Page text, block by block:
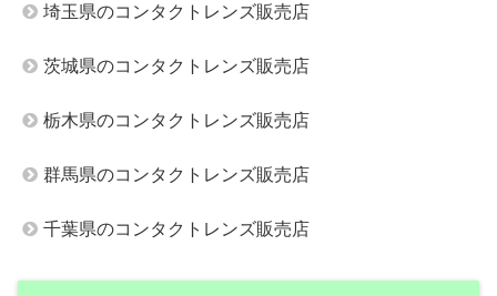
埼玉県のコンタクトレンズ販売店
茨城県のコンタクトレンズ販売店
栃木県のコンタクトレンズ販売店
群馬県のコンタクトレンズ販売店
千葉県のコンタクトレンズ販売店